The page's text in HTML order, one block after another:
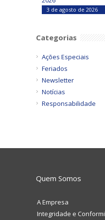
3 de agosto de 2026
Categorias
Ações Especiais
Feriados
Newsletter
Notícias
Responsabilidade
Quem Somos
A Empresa
Integridade e